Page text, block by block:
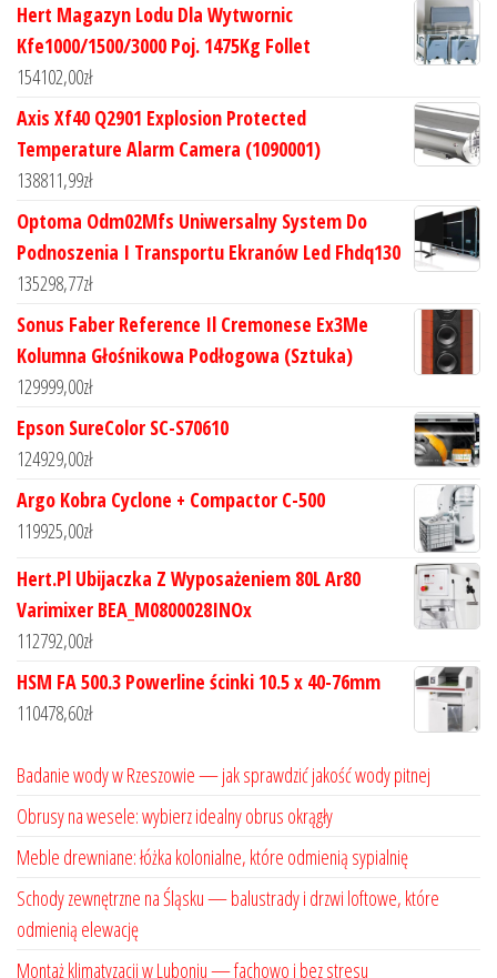
Hert Magazyn Lodu Dla Wytwornic
Kfe1000/1500/3000 Poj. 1475Kg Follet
154102,00zł
Axis Xf40 Q2901 Explosion Protected
Temperature Alarm Camera (1090001)
138811,99zł
Optoma Odm02Mfs Uniwersalny System Do
Podnoszenia I Transportu Ekranów Led Fhdq130
135298,77zł
Sonus Faber Reference Il Cremonese Ex3Me
Kolumna Głośnikowa Podłogowa (Sztuka)
129999,00zł
Epson SureColor SC-S70610
124929,00zł
Argo Kobra Cyclone + Compactor C-500
119925,00zł
Hert.Pl Ubijaczka Z Wyposażeniem 80L Ar80
Varimixer BEA_M0800028INOx
112792,00zł
HSM FA 500.3 Powerline ścinki 10.5 x 40-76mm
110478,60zł
Badanie wody w Rzeszowie — jak sprawdzić jakość wody pitnej
Obrusy na wesele: wybierz idealny obrus okrągły
Meble drewniane: łóżka kolonialne, które odmienią sypialnię
Schody zewnętrzne na Śląsku — balustrady i drzwi loftowe, które
odmienią elewację
Montaż klimatyzacji w Luboniu — fachowo i bez stresu